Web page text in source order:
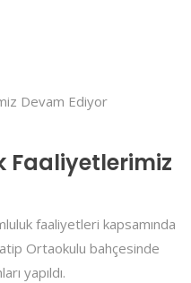
Faaliyetlerimiz
faaliyetleri kapsamında
Ortaokulu bahçesinde
yapıldı.